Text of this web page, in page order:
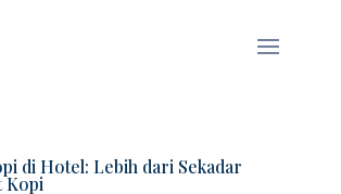
di Hotel: Lebih dari Sekadar
Kopi